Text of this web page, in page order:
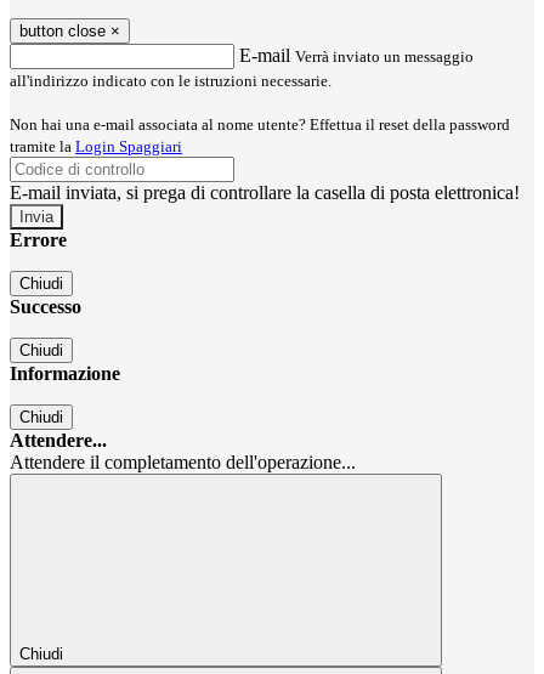
button close ×
E-mail Verrà inviato un messaggio
all'indirizzo indicato con le istruzioni necessarie.
Non hai una e-mail associata al nome utente? Effettua il reset della password
tramite la Login Spaggiari
E-mail inviata, si prega di controllare la casella di posta elettronica!
Errore
Chiudi
Successo
Chiudi
Informazione
Chiudi
Attendere...
Attendere il completamento dell'operazione...
Chiudi